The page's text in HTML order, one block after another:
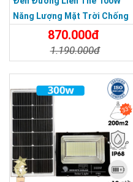
Năng Lượng Mặt Trời Chống
Nước Giá Rẻ870.000đ
1.190.000đ
33%